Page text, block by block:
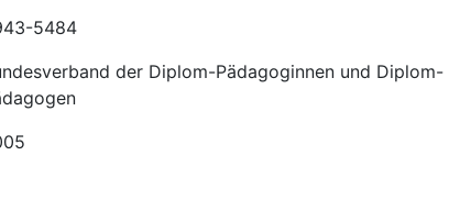
5484
der Diplom-Pädagoginnen und Diplom-